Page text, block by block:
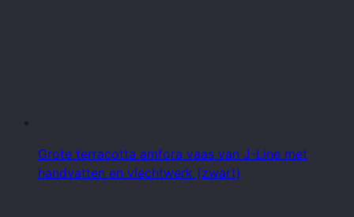
Grote terracotta amfora vaas van J-Line met
handvatten en vlechtwerk (zwart)